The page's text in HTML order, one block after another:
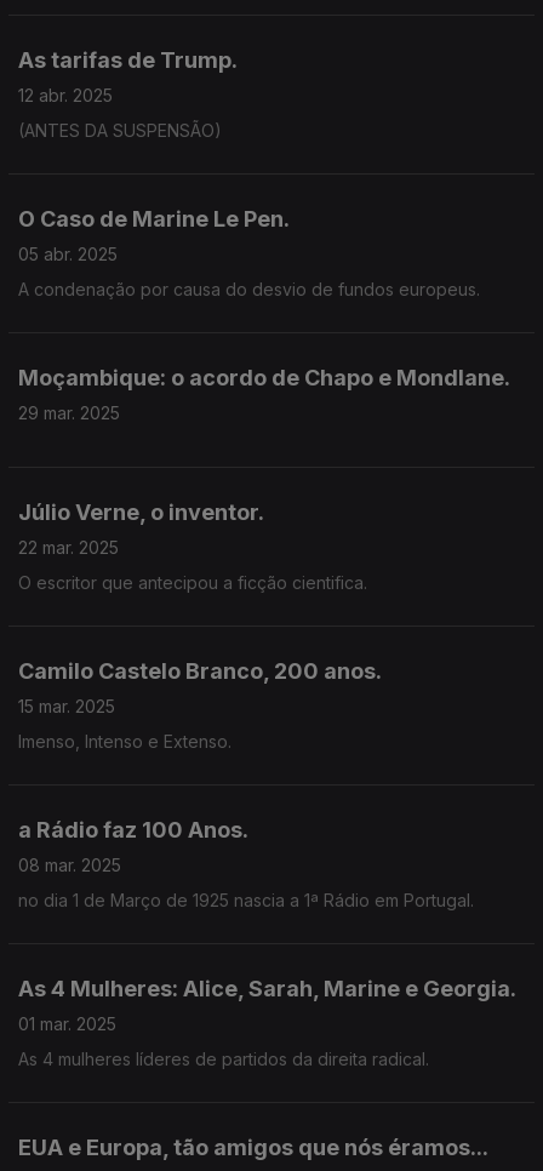
As tarifas de Trump.
12 abr. 2025
(ANTES DA SUSPENSÃO)
O Caso de Marine Le Pen.
05 abr. 2025
A condenação por causa do desvio de fundos europeus.
Moçambique: o acordo de Chapo e Mondlane.
29 mar. 2025
Júlio Verne, o inventor.
22 mar. 2025
O escritor que antecipou a ficção cientifica.
Camilo Castelo Branco, 200 anos.
15 mar. 2025
Imenso, Intenso e Extenso.
a Rádio faz 100 Anos.
08 mar. 2025
no dia 1 de Março de 1925 nascia a 1ª Rádio em Portugal.
As 4 Mulheres: Alice, Sarah, Marine e Georgia.
01 mar. 2025
As 4 mulheres líderes de partidos da direita radical.
EUA e Europa, tão amigos que nós éramos...